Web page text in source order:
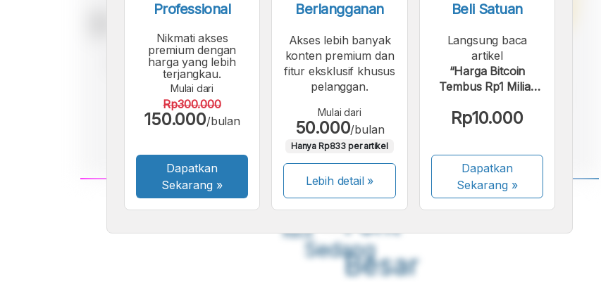
A
Font
Kecil
A
Sedang
A
Besar
Professional
Nikmati akses
premium dengan
harga yang lebih
terjangkau.
Mulai dari
Rp300.000
150.000/bulan
Dapatkan
Sekarang »
Berlangganan
Akses lebih banyak
konten premium dan
fitur eksklusif khusus
pelanggan.
Mulai dari
50.000/bulan
Hanya Rp833 per artikel
Lebih detail »
Beli Satuan
Langsung baca
artikel
“Harga Bitcoin
Tembus Rp1 Miliar
Rp10.000
Dapatkan
Sekarang»